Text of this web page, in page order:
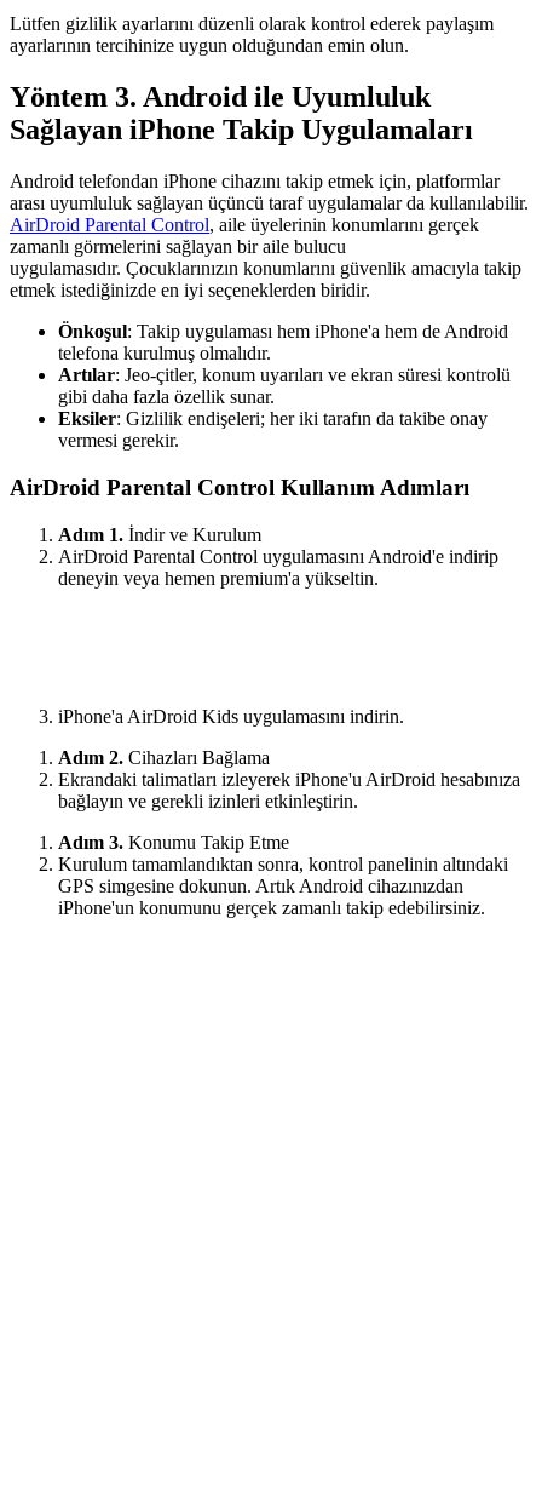
Lütfen gizlilik ayarlarını düzenli olarak kontrol ederek paylaşım
ayarlarının tercihinize uygun olduğundan emin olun.
Yöntem 3. Android ile Uyumluluk
Sağlayan iPhone Takip Uygulamaları
Android telefondan iPhone cihazını takip etmek için, platformlar
arası uyumluluk sağlayan üçüncü taraf uygulamalar da kullanılabilir.
AirDroid Parental Control, aile üyelerinin konumlarını gerçek
zamanlı görmelerini sağlayan bir aile bulucu
uygulamasıdır. Çocuklarınızın konumlarını güvenlik amacıyla takip
etmek istediğinizde en iyi seçeneklerden biridir.
Önkoşul: Takip uygulaması hem iPhone'a hem de Android
telefona kurulmuş olmalıdır.
Artılar: Jeo-çitler, konum uyarıları ve ekran süresi kontrolü
gibi daha fazla özellik sunar.
Eksiler: Gizlilik endişeleri; her iki tarafın da takibe onay
vermesi gerekir.
AirDroid Parental Control Kullanım Adımları
Adım 1. İndir ve Kurulum
AirDroid Parental Control uygulamasını Android'e indirip
deneyin veya hemen premium'a yükseltin.
iPhone'a AirDroid Kids uygulamasını indirin.
Adım 2. Cihazları Bağlama
Ekrandaki talimatları izleyerek iPhone'u AirDroid hesabınıza
bağlayın ve gerekli izinleri etkinleştirin.
Adım 3. Konumu Takip Etme
Kurulum tamamlandıktan sonra, kontrol panelinin altındaki
GPS simgesine dokunun. Artık Android cihazınızdan
iPhone'un konumunu gerçek zamanlı takip edebilirsiniz.